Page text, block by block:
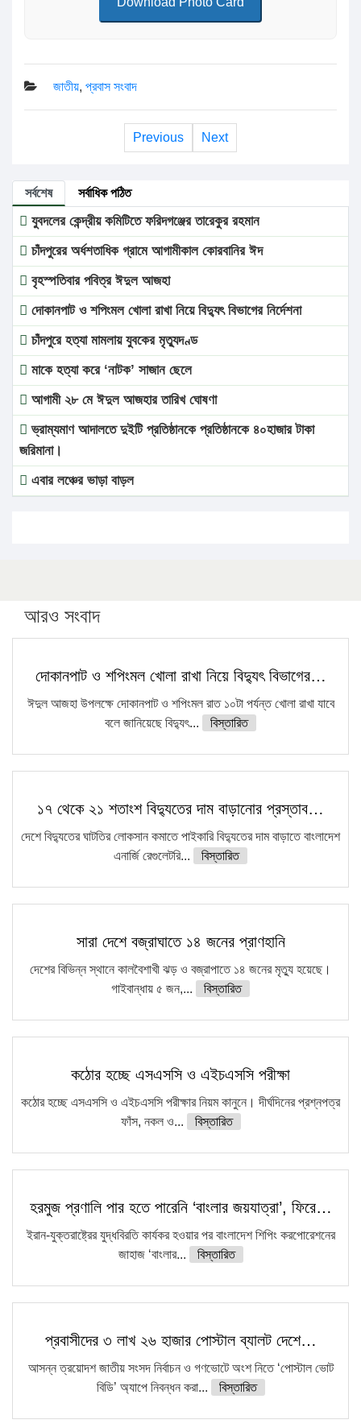
জাতীয়, প্রবাস সংবাদ
Previous Next
সর্বশেষ সর্বাধিক পঠিত
যুবদলের কেন্দ্রীয় কমিটিতে ফরিদগঞ্জের তারেকুর রহমান
চাঁদপুরের অর্ধশতাধিক গ্রামে আগামীকাল কোরবানির ঈদ
বৃহস্পতিবার পবিত্র ঈদুল আজহা
দোকানপাট ও শপিংমল খোলা রাখা নিয়ে বিদ্যুৎ বিভাগের নির্দেশনা
চাঁদপুরে হত্যা মামলায় যুবকের মৃত্যুদণ্ড
মাকে হত্যা করে ‘নাটক’ সাজান ছেলে
আগামী ২৮ মে ঈদুল আজহার তারিখ ঘোষণা
ভ্রাম্যমাণ আদালতে দুইটি প্রতিষ্ঠানকে প্রতিষ্ঠানকে ৪০হাজার টাকা
জরিমানা।
এবার লঞ্চের ভাড়া বাড়ল
সারা দেশে বজ্রাঘাতে ১৪ জনের প্রাণহানি
ফরিদগঞ্জে আগুনে পুড়লো ৬ ব্যবসা প্রতিষ্ঠান
আরও সংবাদ
দোকানপাট ও শপিংমল খোলা রাখা নিয়ে বিদ্যুৎ বিভাগের…
ঈদুল আজহা উপলক্ষে দোকানপাট ও শপিংমল রাত ১০টা পর্যন্ত খোলা রাখা যাবে
বলে জানিয়েছে বিদ্যুৎ...
বিস্তারিত
১৭ থেকে ২১ শতাংশ বিদ্যুতের দাম বাড়ানোর প্রস্তাব…
দেশে বিদ্যুতের ঘাটতির লোকসান কমাতে পাইকারি বিদ্যুতের দাম বাড়াতে বাংলাদেশ
এনার্জি রেগুলেটরি...
বিস্তারিত
সারা দেশে বজ্রাঘাতে ১৪ জনের প্রাণহানি
দেশের বিভিন্ন স্থানে কালবৈশাখী ঝড় ও বজ্রাপাতে ১৪ জনের মৃত্যু হয়েছে।
গাইবান্ধায় ৫ জন,...
বিস্তারিত
কঠোর হচ্ছে এসএসসি ও এইচএসসি পরীক্ষা
কঠোর হচ্ছে এসএসসি ও এইচএসসি পরীক্ষার নিয়ম কানুনে। দীর্ঘদিনের প্রশ্নপত্র
ফাঁস, নকল ও...
বিস্তারিত
হরমুজ প্রণালি পার হতে পারেনি ‘বাংলার জয়যাত্রা’, ফিরে…
ইরান-যুক্তরাষ্ট্রের যুদ্ধবিরতি কার্যকর হওয়ার পর বাংলাদেশ শিপিং করপোরেশনের
জাহাজ ‘বাংলার...
বিস্তারিত
প্রবাসীদের ৩ লাখ ২৬ হাজার পোস্টাল ব্যালট দেশে…
আসন্ন ত্রয়োদশ জাতীয় সংসদ নির্বাচন ও গণভোটে অংশ নিতে ‘পোস্টাল ভোট
বিডি’ অ্যাপে নিবন্ধন করা...
বিস্তারিত